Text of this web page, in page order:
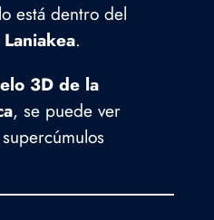
está dentro del
Laniakea.
3D de la
, se puede ver